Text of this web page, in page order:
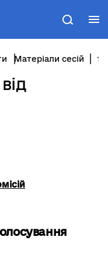
Пошук
Матеріали сесій 102 чергова сесія від 30.10.2025